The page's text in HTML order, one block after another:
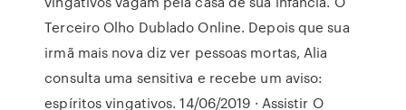
Terceiro Olho Dublado Online. Depois que sua
irmã mais nova diz ver pessoas mortas, Alia
consulta uma sensitiva e recebe um aviso:
espíritos vingativos. 14/06/2019 · Assistir O